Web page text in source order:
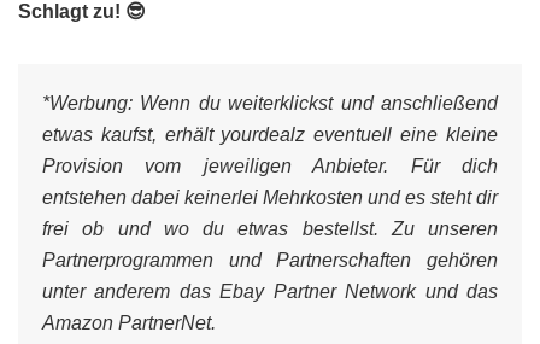
Schlagt zu! 😎
*Werbung: Wenn du weiterklickst und anschließend
etwas kaufst, erhält yourdealz eventuell eine kleine
Provision vom jeweiligen Anbieter. Für dich
entstehen dabei keinerlei Mehrkosten und es steht dir
frei ob und wo du etwas bestellst. Zu unseren
Partnerprogrammen und Partnerschaften gehören
unter anderem das Ebay Partner Network und das
Amazon PartnerNet.